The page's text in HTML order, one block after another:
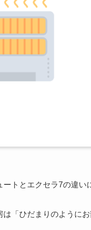
トとエクセラ7の違い
「ひだまりのように